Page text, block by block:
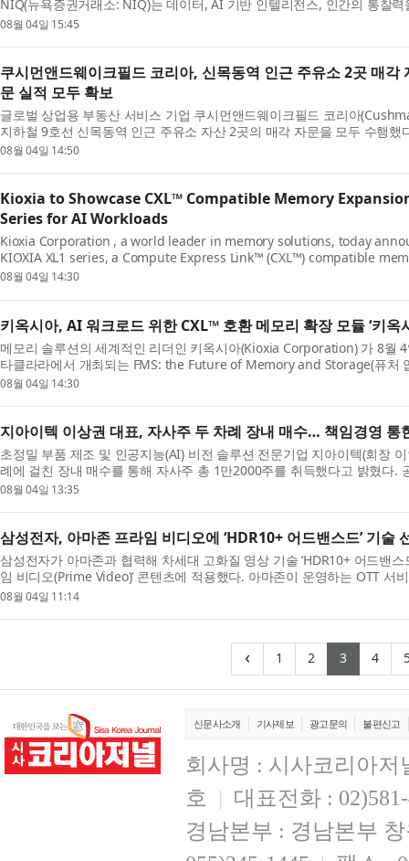
NIQ(뉴욕증권거래소: NIQ)는 데이터, AI 기반 인텔리전스, 인간의 통찰
동을 재편하는 원동력을 조명함으로써 업계 논의를...
08월 04일 15:45
쿠시먼앤드웨이크필드 코리아, 신목동역 인근 주유소 2곳 매
문 실적 모두 확보
글로벌 상업용 부동산 서비스 기업 쿠시먼앤드웨이크필드 코리아
지하철 9호선 신목동역 인근 주유소 자산 2곳의 매각 자문을 모두 수행
드 코리아는 이미 약 2년 전 국내 정유 3사(GS칼텍스·HD...
08월 04일 14:50
Kioxia to Showcase CXL™ Compatible Memory
Series for AI Workloads
Kioxia Corporation , a world leader in memory solutions, today
KIOXIA XL1 series, a Compute Express Link™ (CXL™) compatible
Kioxia booth at FMS: the Future of Memory and Storage , ...
08월 04일 14:30
키옥시아, AI 워크로드 위한 CXL™ 호환 메모리 확장 모듈 ‘키옥
메모리 솔루션의 세계적인 리더인 키옥시아(Kioxia Corporation) 가 8월
타클라라에서 개최되는 FMS: the Future of Memory and Storage(퓨처
옥시아 부스에서 컴퓨트 익스프레스 링크™(Compute Exp...
08월 04일 14:30
지아이텍 이상권 대표, 자사주 두 차례 장내 매수… 책임경영 통
초정밀 부품 제조 및 인공지능(AI) 비전 솔루션 전문기업 지아이텍(회장
례에 걸친 장내 매수를 통해 자사주 총 1만2000주를 취득했다고 밝혔다.
6월 30일 자사주 6000주를 취득한 데 이어, 8월 ...
08월 04일 13:35
삼성전자, 아마존 프라임 비디오에 ‘HDR10+ 어드밴스드’ 기술
삼성전자가 아마존과 협력해 차세대 고화질 영상 기술 ‘HDR10+ 어드밴스
임 비디오(Prime Video)’ 콘텐츠에 적용했다. 아마존이 운영하는 OTT 서
으로 약 2억5000만 명의 구독자를 확보하고 있는 플랫폼...
08월 04일 11:14
‹ 1 (current)
2(current)
3 4